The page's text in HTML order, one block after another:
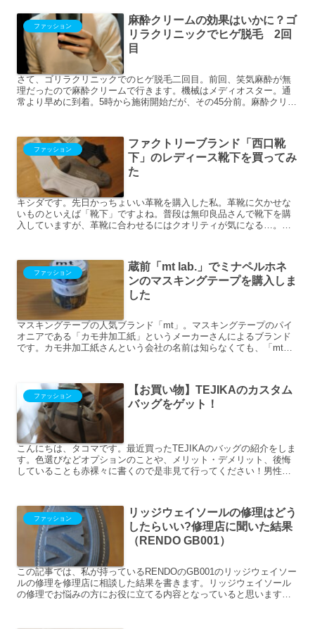
ファッション
麻酔クリームの効果はいかに？ゴ
リラクリニックでヒゲ脱毛 2回
目
さて、ゴリラクリニックでのヒゲ脱毛二回目。前回、笑気麻酔が無
理だったので麻酔クリームで行きます。機械はメディオスター。通
常より早めに到着。5時から施術開始だが、その45分前。麻酔クリー
ファッション
ファクトリーブランド「西口靴
下」のレディース靴下を買ってみ
た
キシダです。先日かっちょいい革靴を購入した私。革靴に欠かせな
いものといえば「靴下」ですよね。普段は無印良品さんで靴下を購
入していますが、革靴に合わせるにはクオリティが気になる…。普
ファッション
蔵前「mt lab.」でミナペルホネ
ンのマスキングテープを購入しま
した
マスキングテープの人気ブランド「mt」。マスキングテープのパイ
オニアである「カモ井加工紙」というメーカーさんによるブランド
です。カモ井加工紙さんという会社の名前は知らなくても、「mt」
ファッション
【お買い物】TEJIKAのカスタム
バッグをゲット！
こんにちは、タコマです。最近買ったTEJIKAのバッグの紹介をしま
す。色選びなどオプションのことや、メリット・デメリット、後悔
していることも赤裸々に書くので是非見て行ってください！男性の
ファッション
リッジウェイソールの修理はどう
したらいい?修理店に聞いた結果
（RENDO GB001）
この記事では、私が持っているRENDOのGB001のリッジウェイソー
ルの修理を修理店に相談した結果を書きます。リッジウェイソール
の修理でお悩みの方にお役に立てる内容となっていると思います。